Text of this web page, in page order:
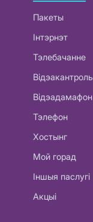
Пакеты
Інтэрнэт
Тэлебачанне
Відэакантроль
Відэадамафон
Тэлефон
Хостынг
Мой горад
Іншыя паслугі
Акцыі